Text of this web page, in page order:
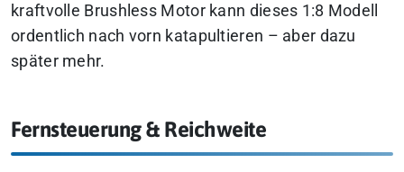
kraftvolle Brushless Motor kann dieses 1:8 Modell
ordentlich nach vorn katapultieren – aber dazu
später mehr.
Fernsteuerung & Reichweite